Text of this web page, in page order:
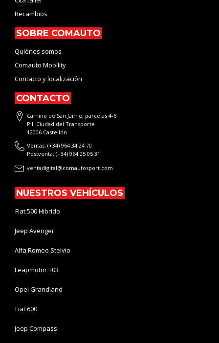
Recambios
SOBRE COMAUTO
Quiénes somos
Comauto Mobility
Contacto y localización
CONTACTO
Camino de San Jaime, parcelas 4-6
P.I. Ciudad del Transporte
12006 Castellón
Ventas: (+34) 964 34 24 70
Postventa: (+34) 964 25 05 31
ventadigital@comautosport.com
NUESTROS VEHÍCULOS
Fiat 500 Hibrido
Jeep Avenger
Alfa Romeo Stelvio
Leapmotor T03
Opel Grandland
Fiat 600
Jeep Compass